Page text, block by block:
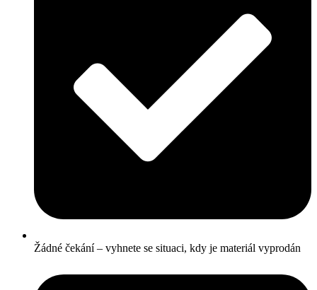
Žádné čekání – vyhnete se situaci, kdy je materiál vyprodán